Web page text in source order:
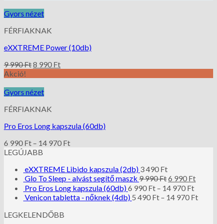
Gyors nézet
FÉRFIAKNAK
eXXTREME Power (10db)
9 990Ft8 990 Ft
Akció!
Gyors nézet
FÉRFIAKNAK
Pro Eros Long kapszula (60db)
6 990 Ft – 14 970 Ft
LEGÚJABB
eXXTREME Libido kapszula (2db) 3 490 Ft
Glo To Sleep - alvást segítő maszk 9 990Ft6 990 Ft
Pro Eros Long kapszula (60db)6 990 Ft – 14 970 Ft
Venicon tabletta - nőknek (4db) 5 490 Ft – 14 970 Ft
LEGKELENDŐBB